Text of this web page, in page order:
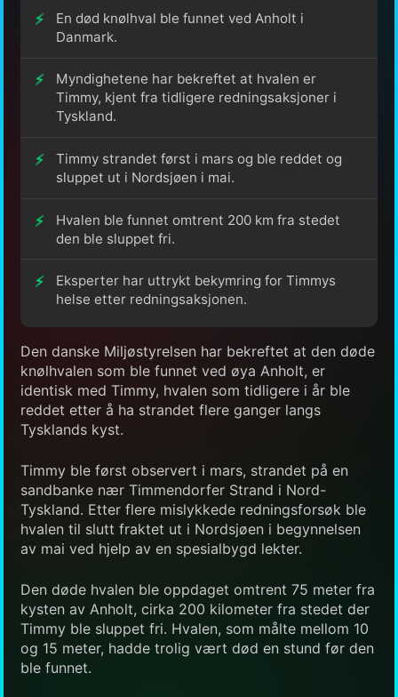
En død knølhval ble funnet ved Anholt i
Danmark.
Myndighetene har bekreftet at hvalen er
Timmy, kjent fra tidligere redningsaksjoner i
Tyskland.
Timmy strandet først i mars og ble reddet og
sluppet ut i Nordsjøen i mai.
Hvalen ble funnet omtrent 200 km fra stedet
den ble sluppet fri.
Eksperter har uttrykt bekymring for Timmys
helse etter redningsaksjonen.
Den danske Miljøstyrelsen har bekreftet at den døde
knølhvalen som ble funnet ved øya Anholt, er
identisk med Timmy, hvalen som tidligere i år ble
reddet etter å ha strandet flere ganger langs
Tysklands kyst.
Timmy ble først observert i mars, strandet på en
sandbanke nær Timmendorfer Strand i Nord-
Tyskland. Etter flere mislykkede redningsforsøk ble
hvalen til slutt fraktet ut i Nordsjøen i begynnelsen
av mai ved hjelp av en spesialbygd lekter.
Den døde hvalen ble oppdaget omtrent 75 meter fra
kysten av Anholt, cirka 200 kilometer fra stedet der
Timmy ble sluppet fri. Hvalen, som målte mellom 10
og 15 meter, hadde trolig vært død en stund før den
ble funnet.